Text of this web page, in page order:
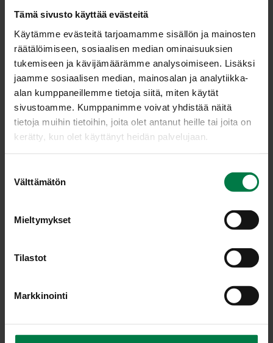
Tämä sivusto käyttää evästeitä
Käytämme evästeitä tarjoamamme sisällön ja mainosten
räätälöimiseen, sosiaalisen median ominaisuuksien
tukemiseen ja kävijämäärämme analysoimiseen. Lisäksi
jaamme sosiaalisen median, mainosalan ja analytiikka-
alan kumppaneillemme tietoja siitä, miten käytät
sivustoamme. Kumppanimme voivat yhdistää näitä
tietoja muihin tietoihin, joita olet antanut heille tai joita on
kerätty, kun olet käyttänyt heidän palvelujaan.
Välttämätön
Mieltymykset
Tilastot
Markkinointi
Pur­jo äy­riäis­pas­ta